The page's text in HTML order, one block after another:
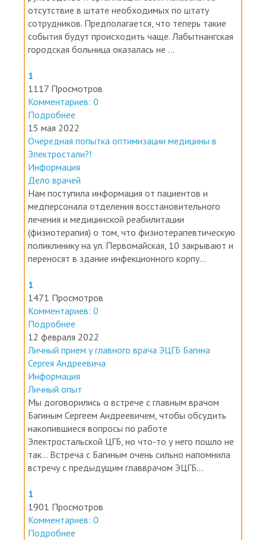
отсутствие в штате необходимых по штату
сотрудников. Предполагается, что теперь такие
события будут происходить чаще. Лабытнангская
городская больница оказалась не ...
1
1117 Просмотров
Комментариев: 0
Подробнее
15 мая 2022
Очередная попытка оптимизации медицины в
Электростали?!
Информация
Дело врачей
Нам поступила информация от пациентов и
медперсонала отделения восстановительного
лечения и медицинской реабилитации
(физиотерапия) о том, что физиотерапевтическую
поликлинику на ул. Первомайская, 10 закрывают и
переносят в здание инфекционного корпу...
1
1471 Просмотров
Комментариев: 0
Подробнее
12 февраля 2022
Личный прием у главного врача ЭЦГБ Багина
Сергея Андреевича
Информация
Личный опыт
Мы договорились о встрече с главным врачом
Багиным Сергеем Андреевичем, чтобы обсудить
накопившиеся вопросы по работе
Электростальской ЦГБ, но что-то у него пошло не
так... Встреча с Багиным очень сильно напомнила
встречу с предыдущим главврачом ЭЦГБ...
1
1901 Просмотров
Комментариев: 0
Подробнее